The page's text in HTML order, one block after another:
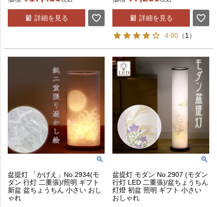
詳細を見る 詳細を見る
4.00 （1）
盆提灯 「かげえ」No.2934(モ
ダン 行灯 二重張)/照明 ギフト
新盆 盆ちょうちん 小さい おし
ゃれ
盆提灯 モダン No.2907 (モダン
行灯 LED 二重張)/盆ちょうちん
灯燈 初盆 照明 ギフト 小さい
おしゃれ